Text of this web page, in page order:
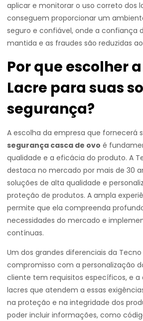
aplicar e monitorar o uso correto dos
conseguem proporcionar um
seguro e confiável, onde a confiança
mantida e as fraudes são reduzidas
Por que escolher
Lacre para suas
segurança?
A escolha da empresa que fornecerá
segurança casca de ovo é
qualidade e a eficácia do produto. A
destaca no mercado por mais de 30
soluções de alta qualidade e
proteção de produtos. A ampla
permite que ela compreenda
necessidades do mercado e
contínuas.
Um dos grandes diferenciais da Tecno
compromisso com a personalização
cliente tem requisitos específicos, e a
lacres que atendem a essas
na proteção e na integridade dos
poder incluir informações, como